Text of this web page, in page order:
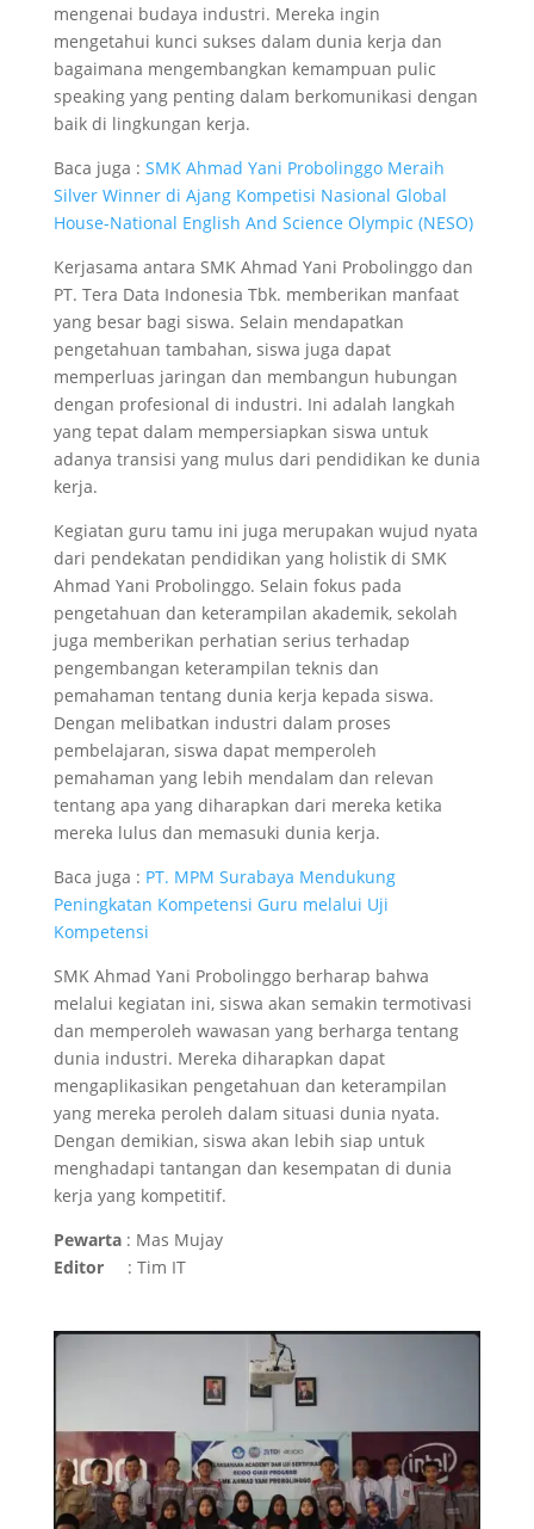
mengenai budaya industri. Mereka ingin
mengetahui kunci sukses dalam dunia kerja dan
bagaimana mengembangkan kemampuan pulic
speaking yang penting dalam berkomunikasi dengan
baik di lingkungan kerja.
Baca juga : SMK Ahmad Yani Probolinggo Meraih
Silver Winner di Ajang Kompetisi Nasional Global
House-National English And Science Olympic (NESO)
Kerjasama antara SMK Ahmad Yani Probolinggo dan
PT. Tera Data Indonesia Tbk. memberikan manfaat
yang besar bagi siswa. Selain mendapatkan
pengetahuan tambahan, siswa juga dapat
memperluas jaringan dan membangun hubungan
dengan profesional di industri. Ini adalah langkah
yang tepat dalam mempersiapkan siswa untuk
adanya transisi yang mulus dari pendidikan ke dunia
kerja.
Kegiatan guru tamu ini juga merupakan wujud nyata
dari pendekatan pendidikan yang holistik di SMK
Ahmad Yani Probolinggo. Selain fokus pada
pengetahuan dan keterampilan akademik, sekolah
juga memberikan perhatian serius terhadap
pengembangan keterampilan teknis dan
pemahaman tentang dunia kerja kepada siswa.
Dengan melibatkan industri dalam proses
pembelajaran, siswa dapat memperoleh
pemahaman yang lebih mendalam dan relevan
tentang apa yang diharapkan dari mereka ketika
mereka lulus dan memasuki dunia kerja.
Baca juga : PT. MPM Surabaya Mendukung
Peningkatan Kompetensi Guru melalui Uji
Kompetensi
SMK Ahmad Yani Probolinggo berharap bahwa
melalui kegiatan ini, siswa akan semakin termotivasi
dan memperoleh wawasan yang berharga tentang
dunia industri. Mereka diharapkan dapat
mengaplikasikan pengetahuan dan keterampilan
yang mereka peroleh dalam situasi dunia nyata.
Dengan demikian, siswa akan lebih siap untuk
menghadapi tantangan dan kesempatan di dunia
kerja yang kompetitif.
Pewarta: Mas Mujay
Editor : Tim IT